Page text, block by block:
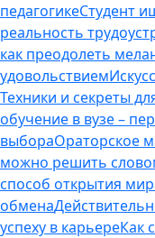
педагогикеСтудент
реальность
как преодолеть
удовольствием
Техники и секреты
обучение в вузе –
выбораОраторское
можно решить
способ открытия
обмена
успеху в карьереКак